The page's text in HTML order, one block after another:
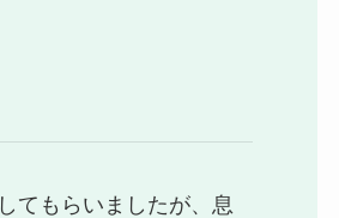
てもらいましたが、息